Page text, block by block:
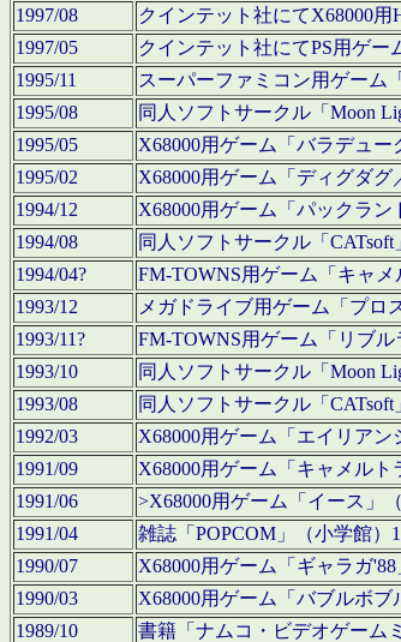
1997/08
クインテット社にてX68000
1997/05
クインテット社にてPS用ゲー
1995/11
スーパーファミコン用ゲーム
1995/08
同人ソフトサークル「Moon
1995/05
X68000用ゲーム「バラデュー
1995/02
X68000用ゲーム「ディグダ
1994/12
X68000用ゲーム「パックラン
1994/08
同人ソフトサークル「
1994/04?
FM-TOWNS用ゲーム「キャ
1993/12
メガドライブ用ゲーム「プロ
1993/11?
FM-TOWNS用ゲーム「リブ
1993/10
同人ソフトサークル「Moon
1993/08
同人ソフトサークル「
1992/03
X68000用ゲーム「エイリア
1991/09
X68000用ゲーム「キャメルト
1991/06
>X68000用ゲーム「イース」
1991/04
雑誌「POPCOM」（小学館
1990/07
X68000用ゲーム「ギャラガ
1990/03
X68000用ゲーム「バブルボ
1989/10
書籍「ナムコ・ビデオゲーム